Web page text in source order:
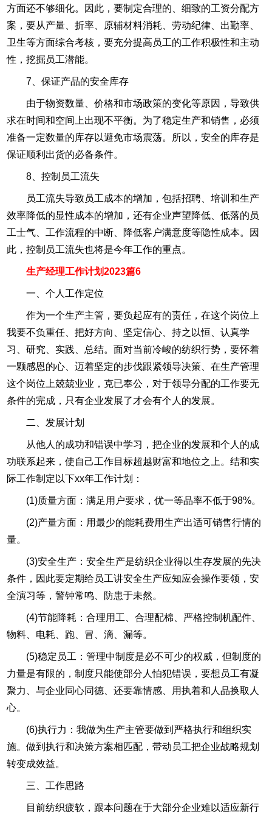
方面还不够细化。因此，要制定合理的、细致的工资分配方
案，要从产量、折率、原辅材料消耗、劳动纪律、出勤率、
卫生等方面综合考核，要充分提高员工的工作积极性和主动
性，挖掘员工潜能。
7、保证产品的安全库存
由于物资数量、价格和市场政策的变化等原因，导致供
求在时间和空间上出现不平衡。为了稳定生产和销售，必须
准备一定数量的库存以避免市场震荡。所以，安全的库存是
保证顺利出货的必备条件。
8、控制员工流失
员工流失导致员工成本的增加，包括招聘、培训和生产
效率降低的显性成本的增加，还有企业声望降低、低落的员
工士气、工作流程的中断、降低客户满意度等隐性成本。因
此，控制员工流失也将是今年工作的重点。
生产经理工作计划2023篇6
一、个人工作定位
作为一个生产主管，要负起应有的责任，在这个岗位上
我要不负重任、把好方向、坚定信心、持之以恒、认真学
习、研究、实践、总结。面对当前冷峻的纺织行势，要怀着
一颗感恩的心、迈着坚定的步伐跟紧领导决策、在生产管理
这个岗位上兢兢业业，克已奉公，对于领导分配的工作要无
条件的完成，只有企业发展了才会有个人的发展。
二、发展计划
从他人的成功和错误中学习，把企业的发展和个人的成
功联系起来，使自己工作目标超越财富和地位之上。结和实
际工作制定以下xx年工作计划：
(1)质量方面：满足用户要求，优一等品率不低于98%。
(2)产量方面：用最少的能耗费用生产出适可销售行情的
量。
(3)安全生产：安全生产是纺织企业得以生存发展的先决
条件，因此要定期给员工讲安全生产应知应会操作要领，安
全演习等，警钟常鸣、防患于未然。
(4)节能降耗：合理用工、合理配棉、严格控制机配件、
物料、电耗、跑、冒、滴、漏等。
(5)稳定员工：管理中制度是必不可少的权威，但制度的
力量是有限的，制度只能使部分人怕犯错误，要想员工有凝
聚力、与企业同心同德、还要靠情感、用执着和人品换取人
心。
(6)执行力：我做为生产主管要做到严格执行和组织实
施。做到执行和决策方案相匹配，带动员工把企业战略规划
转变成效益。
三、工作思路
目前纺织疲软，跟本问题在于大部分企业难以适应新行